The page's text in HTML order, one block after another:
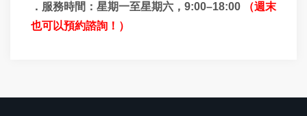
．服務時間：星期一至星期六， 9:00–18:00
（週末
也可以預約諮詢！）